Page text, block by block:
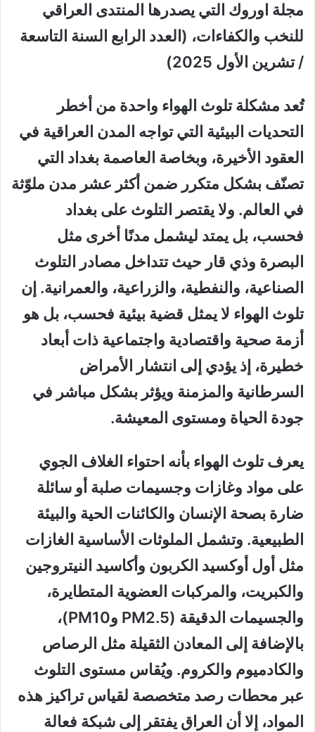
مجلة اوروك التي يصدرها المنتدى العراقي
للنخب والكفاءات، (العدد الرابع السنة التاسعة
/ تشرين الأول 2025)
تُعد مشكلة تلوث الهواء واحدة من أخطر
التحديات البيئية التي تواجه المدن العراقية في
العقود الأخيرة، وبخاصة العاصمة بغداد التي
تصنّف بشكل متكرر ضمن أكثر عشر مدن ملوّثة
في العالم. ولا يقتصر التلوث على بغداد
فحسب، بل يمتد ليشمل مدنًا أخرى مثل
البصرة وذي قار حيث تتداخل مصادر التلوث
الصناعية، والنفطية، والزراعية، والعمرانية. إن
تلوث الهواء لا يمثل قضية بيئية فحسب، بل هو
أزمة صحية واقتصادية واجتماعية ذات أبعاد
خطيرة، إذ يؤدي إلى انتشار الأمراض
السرطانية والمزمنة ويؤثر بشكل مباشر في
جودة الحياة ومستوى المعيشة.
يعرف تلوث الهواء بأنه احتواء الغلاف الجوي
على مواد وغازات وجسيمات صلبة أو سائلة
ضارة بصحة الإنسان والكائنات الحية والبيئة
الطبيعية. وتشمل الملوثات الأساسية الغازات
مثل أول أوكسيد الكربون وأكاسيد النيتروجين
والكبريت، والمركبات العضوية المتطايرة،
والجسيمات الدقيقة (PM2.5 وPM10)،
بالإضافة إلى المعادن الثقيلة مثل الرصاص
والكادميوم والكروم. ويُقاس مستوى التلوث
عبر محطات رصد متخصصة لقياس تراكيز هذه
المواد، إلا أن العراق يفتقر إلى شبكة فعالة